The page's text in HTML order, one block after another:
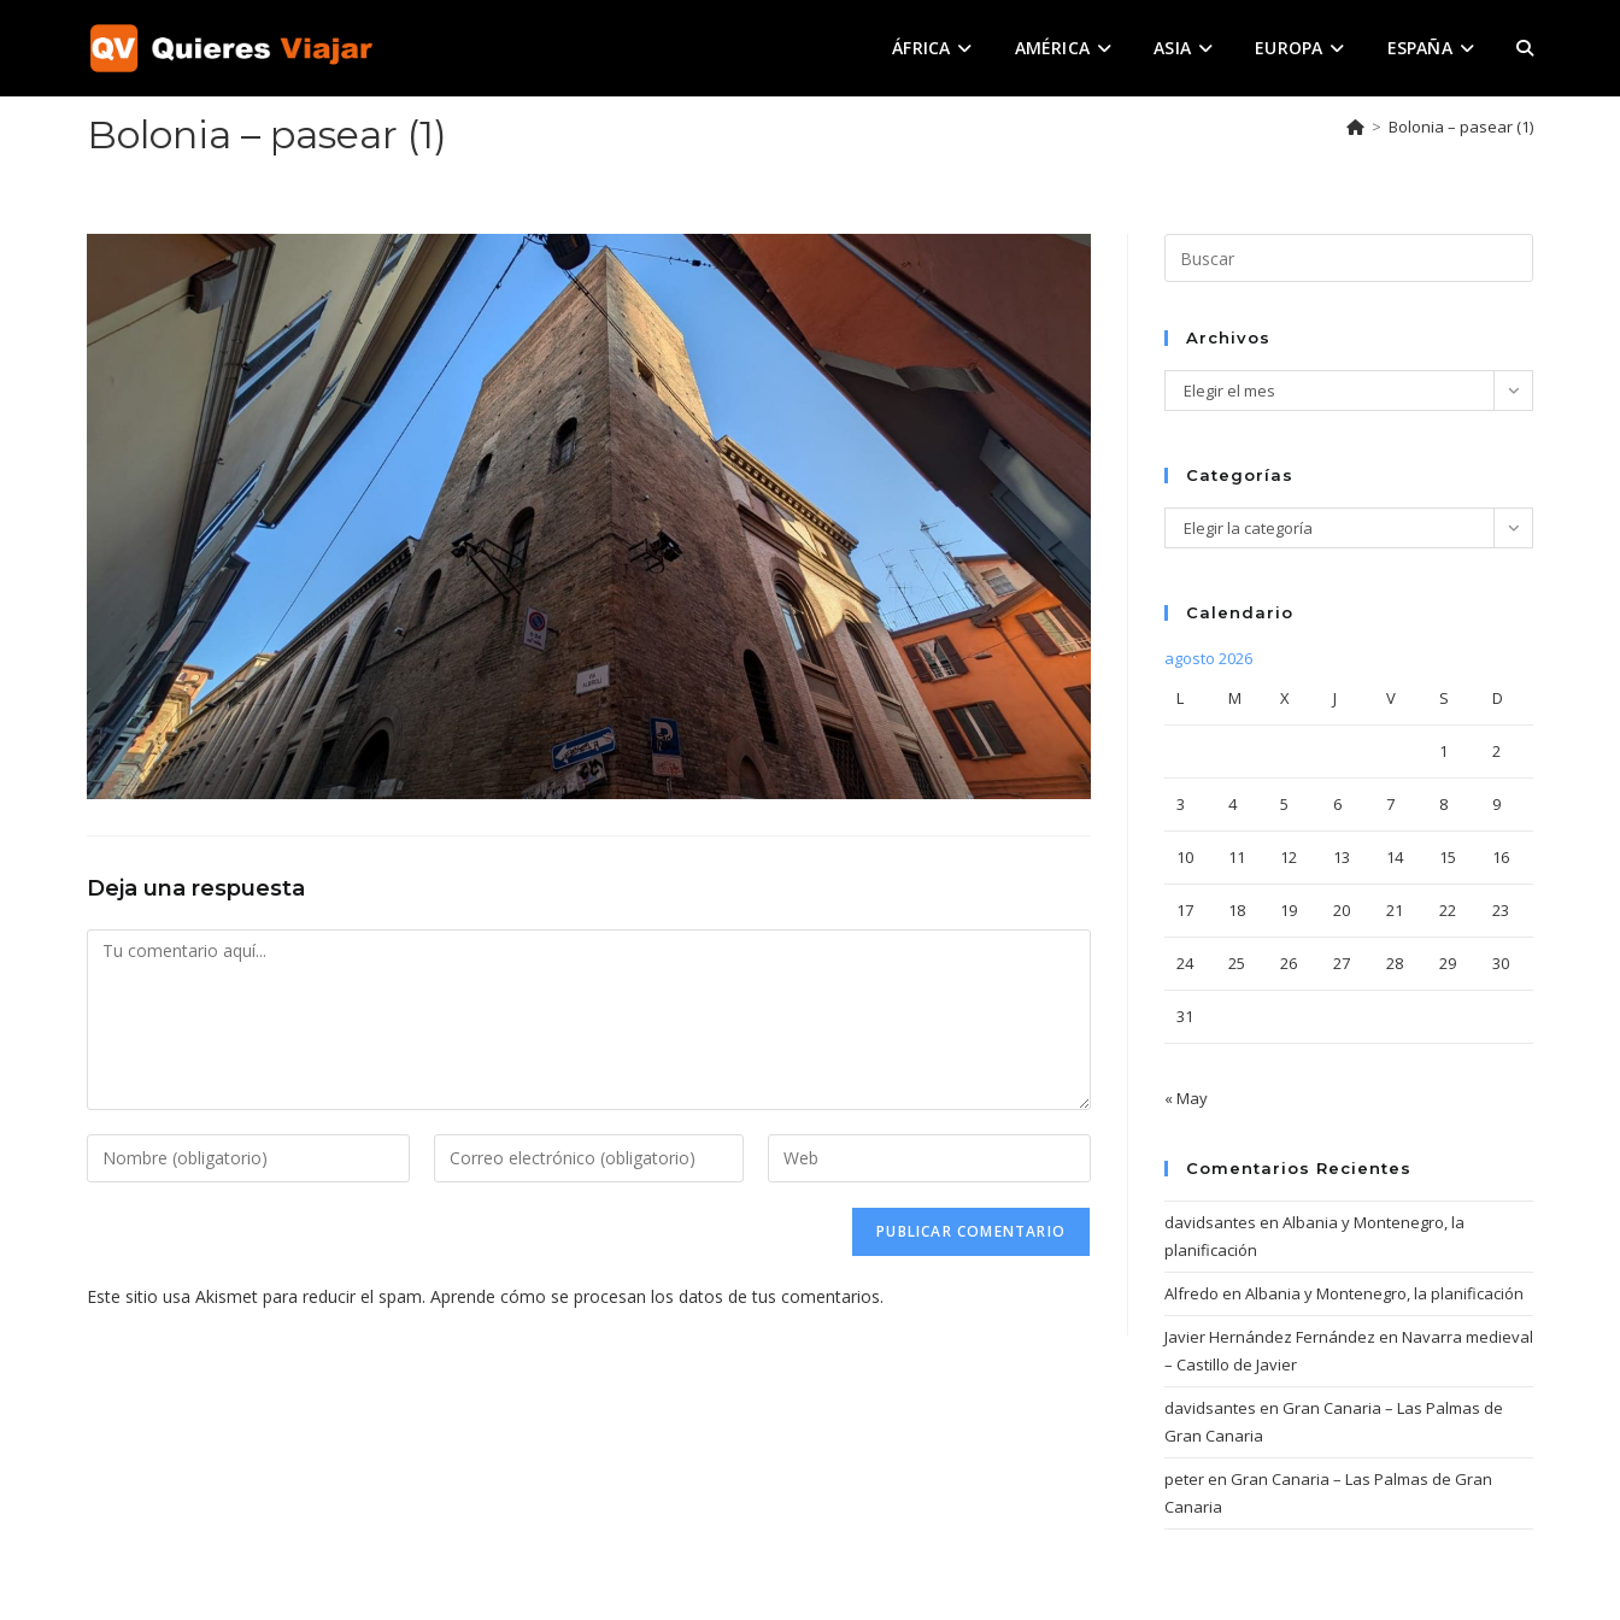
ÁFRICA AMÉRICA ASIA EUROPA ESPAÑA ALTERNAR
DE
Bolonia – pasear (1) > Bolonia – pasear (1)
Deja una respuesta
Comentario
Introduce
tu
de
Introduce
tu
electrónico
Introduce
la
web
Este sitio usa Akismet para reducir el spam. Aprende cómo se procesan los datos de tus comentarios.
Escape
el
Archivos
Archivos
Elegir el mes
Categorías
Categorías
Elegir la categoría
Calendario
agosto 2026
L
M X J V S D
1 2
3 4 5 6 7 8 9
10 11 12 13 14 15 16
17 18 19 20 21 22 23
24 25 26 27 28 29 30
31
« May
Comentarios Recientes
davidsantes en Albania y Montenegro, la
planificación
Alfredo en Albania y Montenegro, la planificación
Javier Hernández Fernández en Navarra medieval
– Castillo de Javier
davidsantes en Gran Canaria – Las Palmas de
Gran Canaria
peteren Gran Canaria – Las Palmas de Gran
Canaria